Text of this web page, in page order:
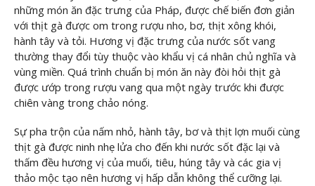
những món ăn đặc trưng của Pháp, được chế biến đơn giản
với thịt gà được om trong rượu nho, bơ, thịt xông khói,
hành tây và tỏi. Hương vị đặc trưng của nước sốt vang
thường thay đổi tùy thuộc vào khẩu vị cá nhân chủ nghĩa và
vùng miền. Quá trình chuẩn bị món ăn này đòi hỏi thịt gà
được ướp trong rượu vang qua một ngày trước khi được
chiên vàng trong chảo nóng.
Sự pha trộn của nấm nhỏ, hành tây, bơ và thịt lợn muối cùng
thịt gà được ninh nhẹ lửa cho đến khi nước sốt đặc lại và
thấm đều hương vị của muối, tiêu, húng tây và các gia vị
thảo mộc tạo nên hương vị hấp dẫn không thể cưỡng lại.